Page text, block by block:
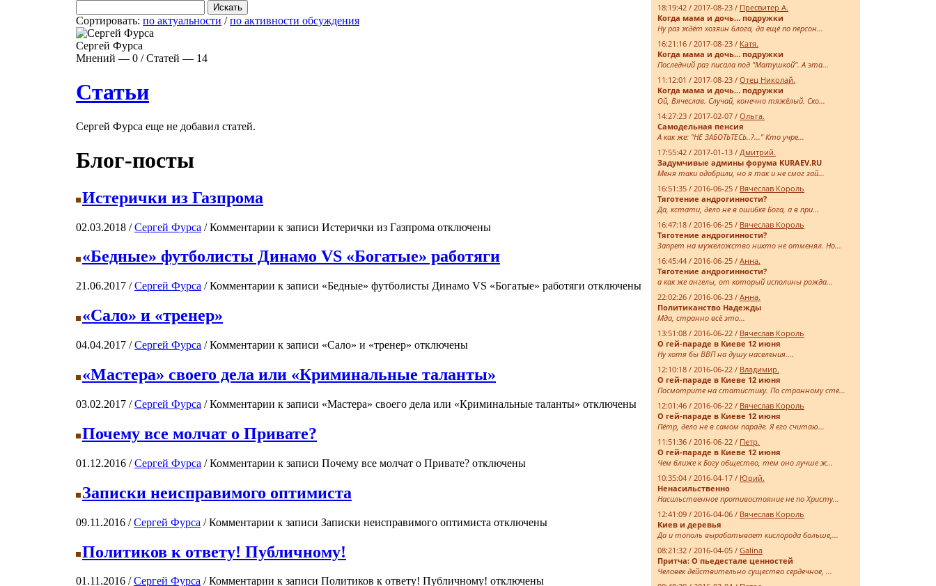
Сортировать: по актуальности /по активности обсуждения
Сергей Фурса
Мнений — 0 / Статей — 14
Статьи
Сергей Фурса еще не добавил статей.
Блог-посты
Истерички из Газпрома
02.03.2018 /Сергей Фурса /Комментарии к записи Истерички из Газпрома отключены
«Бедные» футболисты Динамо VS «Богатые» работяги
21.06.2017 /Сергей Фурса /Комментарии к записи «Бедные» футболисты Динамо VS «Богатые» работяги отключены
«Сало» и «тренер»
04.04.2017 /Сергей Фурса /Комментарии к записи «Сало» и «тренер» отключены
«Мастера» своего дела или «Криминальные таланты»
03.02.2017 /Сергей Фурса /Комментарии к записи «Мастера» своего дела или «Криминальные таланты» отключены
Почему все молчат о Привате?
01.12.2016 /Сергей Фурса /Комментарии к записи Почему все молчат о Привате? отключены
Записки неисправимого оптимиста
09.11.2016 /Сергей Фурса /Комментарии к записи Записки неисправимого оптимиста отключены
Политиков к ответу! Публичному!
01.11.2016 /Сергей Фурса /Комментарии к записи Политиков к ответу! Публичному! отключены
18:19:42 / 2017-08-23 / Пресвитер А.
Когда мама и дочь… подружки
Ну раз ждёт хозяин блога, да ещё по персон...
16:21:16 / 2017-08-23 / Катя.
Когда мама и дочь… подружки
Последний раз писала под "Матушкой". А эта...
11:12:01 / 2017-08-23 / Отец Николай.
Когда мама и дочь… подружки
Ой, Вячеслав. Случай, конечно тяжёлый. Ско...
14:27:23 / 2017-02-07 / Ольга.
Самодельная пенсия
А как же: "НЕ ЗАБОТЬТЕСЬ..?..." Кто учре...
17:55:42 / 2017-01-13 / Дмитрий.
Задумчивые админы форума KURAEV.RU
Меня таки одобрили, но я так и не смог зай...
16:51:35 / 2016-06-25 / Вячеслав Король
Тяготение андрогинности?
Да, кстати, дело не в ошибке Бога, а в при...
16:47:18 / 2016-06-25 / Вячеслав Король
Тяготение андрогинности?
Запрет на мужеложство никто не отменял. Но...
16:45:44 / 2016-06-25 / Анна.
Тяготение андрогинности?
а как же ангелы, от который исполины рожда...
22:02:26 / 2016-06-23 / Анна.
Политиканство Надежды
Мда, странно всё это...
13:51:08 / 2016-06-22 / Вячеслав Король
О гей-параде в Киеве 12 июня
Ну хотя бы ВВП на душу населения....
12:10:18 / 2016-06-22 / Владимир.
О гей-параде в Киеве 12 июня
Посмотрите на статистику. По странному сте...
12:01:46 / 2016-06-22 / Вячеслав Король
О гей-параде в Киеве 12 июня
Пётр, дело не в самом параде. Я его считаю...
11:51:36 / 2016-06-22 / Петр.
О гей-параде в Киеве 12 июня
Чем ближе к Богу общество, тем оно лучше ж...
10:35:04 / 2016-04-17 / Юрий.
Ненасильственно
Насильственное противостояние не по Христу...
12:41:09 / 2016-04-06 / Вячеслав Король
Киев и деревья
Да и тополь вырабатывает кислорода больше,...
08:21:32 / 2016-04-05 / Galina
Притча: О пьедестале ценностей
Человек действительно существо сердечное, ...